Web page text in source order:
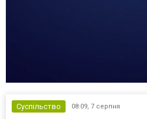
Суспільство 08:09, 7 серпня